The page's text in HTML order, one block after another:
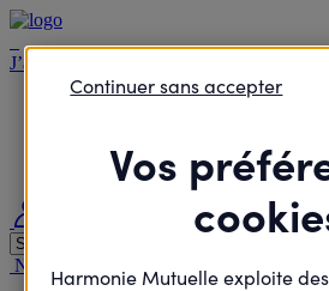
J’agisCollectif
Je défends des projets
Je deviens élu
Nous contacter
Nous rejoindre
Vos
Harmonie Mutuelle exploite
Continuer sans accepter